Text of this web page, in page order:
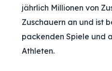
jährlich Millionen von
Zuschauern an und ist
packenden Spiele und
Athleten.